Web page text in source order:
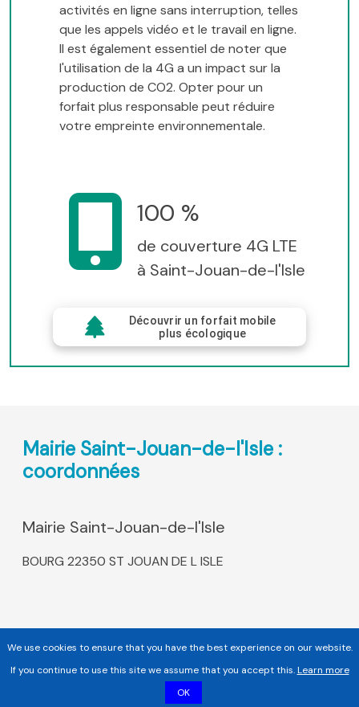
activités en ligne sans interruption, telles
que les appels vidéo et le travail en ligne.
Il est également essentiel de noter que
l'utilisation de la 4G a un impact sur la
production de CO2. Opter pour un
forfait plus responsable peut réduire
votre empreinte environnementale.
100 %
de couverture 4G LTE
à Saint-Jouan-de-l'Isle
Découvrir un forfait mobile
plus écologique
Mairie Saint-Jouan-de-l'Isle :
coordonnées
Mairie Saint-Jouan-de-l'Isle
BOURG 22350 ST JOUAN DE L ISLE
We use cookies to ensure that you have the best experience on our website.
If you continue to use this site we assume that you accept this.Learn more
OK